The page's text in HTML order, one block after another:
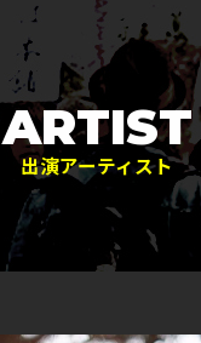
ARTIST
出演アーティスト